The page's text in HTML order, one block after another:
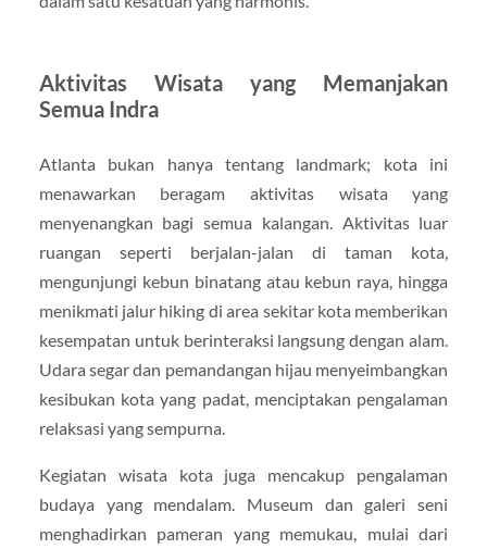
Aktivitas Wisata yang Memanjakan
Semua Indra
Atlanta bukan hanya tentang landmark; kota ini
menawarkan beragam aktivitas wisata yang
menyenangkan bagi semua kalangan. Aktivitas luar
ruangan seperti berjalan-jalan di taman kota,
mengunjungi kebun binatang atau kebun raya, hingga
menikmati jalur hiking di area sekitar kota memberikan
kesempatan untuk berinteraksi langsung dengan alam.
Udara segar dan pemandangan hijau menyeimbangkan
kesibukan kota yang padat, menciptakan pengalaman
relaksasi yang sempurna.
Kegiatan wisata kota juga mencakup pengalaman
budaya yang mendalam. Museum dan galeri seni
menghadirkan pameran yang memukau, mulai dari